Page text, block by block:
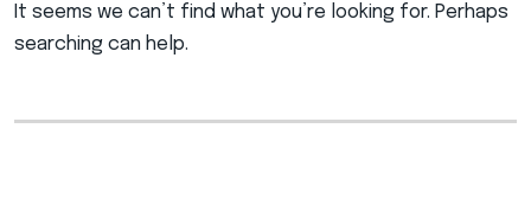
It seems we can’t find what you’re looking for. Perhaps
searching can help.